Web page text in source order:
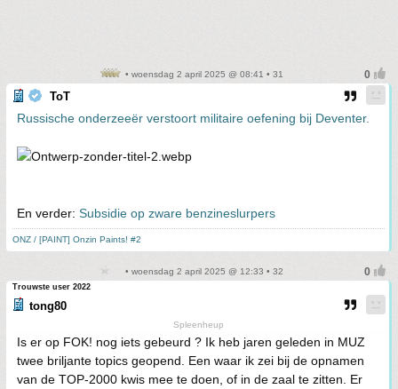
• woensdag 2 april 2025 @ 08:41 • 31
ToT
Russische onderzeeër verstoort militaire oefening bij Deventer.
En verder: Subsidie op zware benzineslurpers
ONZ / [PAINT] Onzin Paints! #2
• woensdag 2 april 2025 @ 12:33 • 32
Trouwste user 2022
tong80
Spleenheup
Is er op FOK! nog iets gebeurd ? Ik heb jaren geleden in MUZ
twee briljante topics geopend. Een waar ik zei bij de opnamen
van de TOP-2000 kwis mee te doen, of in de zaal te zitten. Er